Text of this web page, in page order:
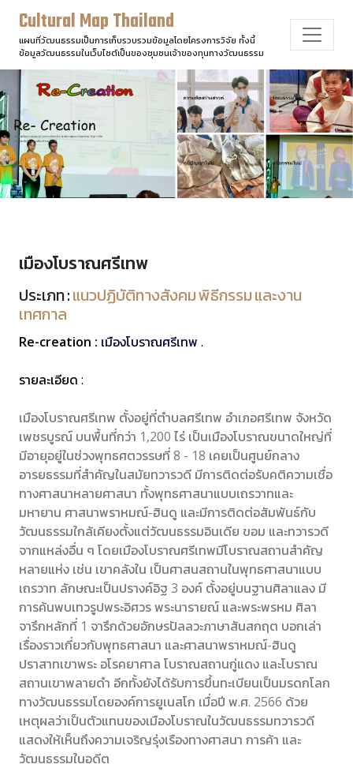
Cultural Map Thailand
แผนที่วัฒนธรรมเป็นการเก็บรวบรวมข้อมูลโดยโครงการวิจัย ทั้งนี้
ข้อมูลวัฒนธรรมในเว็บไซต์เป็นของชุมชนเจ้าของทุนทางวัฒนธรรม
เมืองโบราณศรีเทพ
ประเภท :แนวปฏิบัติทางสังคม พิธีกรรม และงาน
เทศกาล
Re-creation : เมืองโบราณศรีเทพ .
รายละเอียด :
เมืองโบราณศรีเทพ ตั้งอยู่ที่ตำบลศรีเทพ อำเภอศรีเทพ จังหวัด
เพชรบูรณ์ บนพื้นที่กว่า 1,200 ไร่ เป็นเมืองโบราณขนาดใหญ่ที่
มีอายุอยู่ในช่วงพุทธศตวรรษที่ 8 - 18 เคยเป็นศูนย์กลาง
อารยธรรมที่สำคัญในสมัยทวารวดี มีการติดต่อรับคติความเชื่อ
ทางศาสนาหลายศาสนา ทั้งพุทธศาสนาแบบเถรวาทและ
มหายาน ศาสนาพราหมณ์-ฮินดู และมีการติดต่อสัมพันธ์กับ
วัฒนธรรมใกล้เคียงตั้งแต่วัฒนธรรมอินเดีย ขอม และทวารวดี
จากแหล่งอื่น ๆ โดยเมืองโบราณศรีเทพมีโบราณสถานสำคัญ
หลายแห่ง เช่น เขาคลังใน เป็นศาสนสถานในพุทธศาสนาแบบ
เถรวาท ลักษณะเป็นปรางค์อิฐ 3 องค์ ตั้งอยู่บนฐานศิลาแลง มี
การค้นพบเทวรูปพระอิศวร พระนารายณ์ และพระพรหม ศิลา
จารึกหลักที่ 1 จารึกด้วยอักษรปัลลวะภาษาสันสกฤต บอกเล่า
เรื่องราวเกี่ยวกับพุทธศาสนา และศาสนาพราหมณ์-ฮินดู
ปราสาทเขาพระ อโรคยาศาล โบราณสถานกู่แดง และโบราณ
สถานเขาพลายดำ อีกทั้งยังได้รับการขึ้นทะเบียนเป็นมรดกโลก
ทางวัฒนธรรมโดยองค์การยูเนสโก เมื่อปี พ.ศ. 2566 ด้วย
เหตุผลว่าเป็นตัวแทนของเมืองโบราณในวัฒนธรรมทวารวดี
แสดงให้เห็นถึงความเจริญรุ่งเรืองทางศาสนา การค้า และ
วัฒนธรรมในอดีต